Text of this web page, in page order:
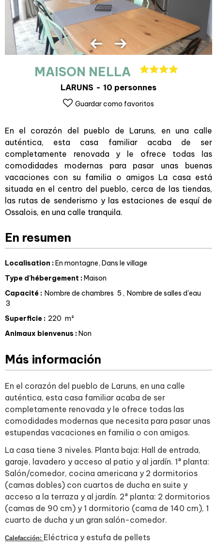
MAISON NELLA
LARUNS 10 personnes
Guardar como favoritos
En el corazón del pueblo de Laruns, en una calle
auténtica, esta casa familiar acaba de ser
completamente renovada y le ofrece todas las
comodidades modernas para pasar unas buenas
vacaciones con su familia o amigos La casa está
situada en el centro del pueblo, cerca de las tiendas,
las rutas de senderismo y las estaciones de esquí de
Ossalois, en una calle tranquila.
En resumen
Localisation :En montagne Dans le village
Type d'hébergement :Maison
Capacité : Nombre de chambres 5
Nombre de salles d'eau
3
Superficie : 220 m²
Animaux bienvenus :Non
Más información
En el corazón del pueblo de Laruns, en una calle
auténtica, esta casa familiar acaba de ser
completamente renovada y le ofrece todas las
comodidades modernas que necesita para pasar unas
estupendas vacaciones en familia o con amigos.
La casa tiene 3 niveles. Planta baja: Hall de entrada,
garaje, lavadero y acceso al patio y al jardín. 1ª planta:
Salón/comedor, cocina americana y 2 dormitorios
(camas dobles) con cuartos de ducha en suite y
acceso a la terraza y al jardín. 2ª planta: 2 dormitorios
(camas de 90 cm) y 1 dormitorio (cama de 140 cm), 1
cuarto de ducha y un gran salón-comedor.
Calefacción: Eléctrica y estufa de pellets